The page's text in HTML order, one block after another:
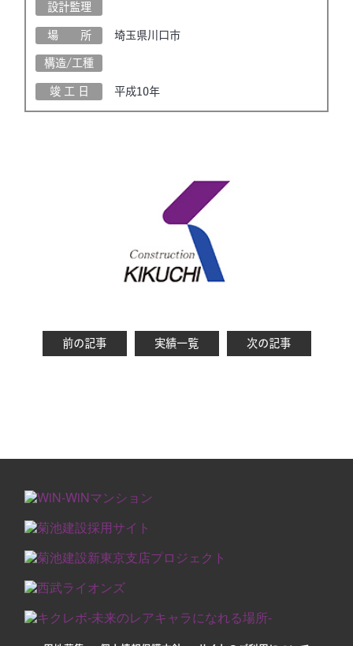
設計監理
場 所 埼玉県川口市
構造/工種
竣 工 日 平成10年
前の記事 実績一覧 次の記事